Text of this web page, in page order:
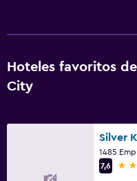
Hoteles favoritos
City
Silver
7,6
3